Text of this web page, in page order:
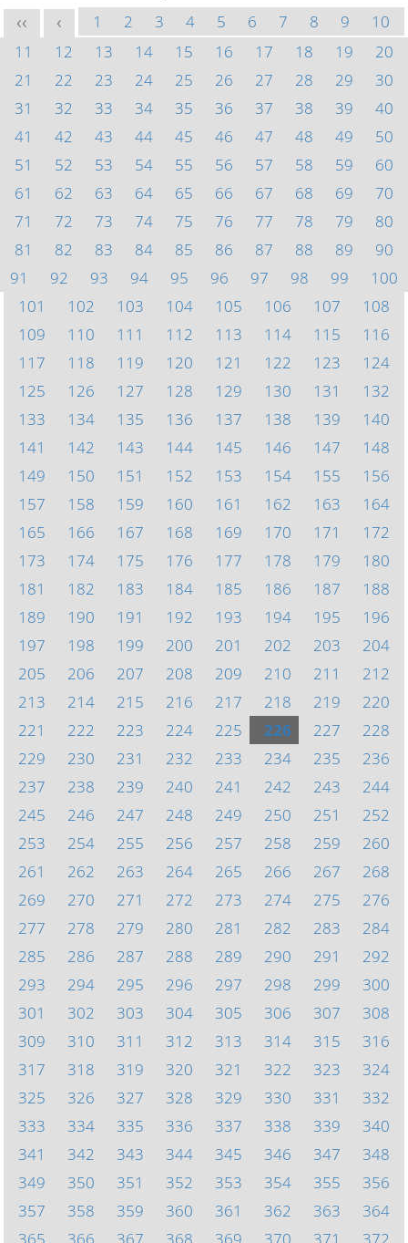
<< < 1 2 3 4 5 6 7 8 9
10
11
12 13 14 15 16 17 18 19
20
21
22 23 24 25 26 27 28 29
30
31
32 33 34 35 36 37 38 39
40
41
42 43 44 45 46 47 48 49
50
51
52 53 54 55 56 57 58 59
60
61
62 63 64 65 66 67 68 69
70
71
72 73 74 75 76 77 78 79
80
81
82 83 84 85 86 87 88 89
90
91
92 93 94 95 96 97 98 99
100
101
102 103 104 105 106 107
108
109
110 111 112 113 114 115
116
117
118 119 120 121 122 123
124
125
126 127 128 129 130 131
132
133
134 135 136 137 138 139
140
141
142 143 144 145 146 147
148
149
150 151 152 153 154 155
156
157
158 159 160 161 162 163
164
165
166 167 168 169 170 171
172
173
174 175 176 177 178 179
180
181
182 183 184 185 186 187
188
189
190 191 192 193 194 195
196
197
198 199 200 201 202 203
204
205
206 207 208 209 210 211
212
213
214 215 216 217 218 219
220
221
222 223 224 225 226 227
228
229
230 231 232 233 234 235
236
237
238 239 240 241 242 243
244
245
246 247 248 249 250 251
252
253
254 255 256 257 258 259
260
261
262 263 264 265 266 267
268
269
270 271 272 273 274 275
276
277
278 279 280 281 282 283
284
285
286 287 288 289 290 291
292
293
294 295 296 297 298 299
300
301
302 303 304 305 306 307
308
309
310 311 312 313 314 315
316
317
318 319 320 321 322 323
324
325
326 327 328 329 330 331
332
333
334 335 336 337 338 339
340
341
342 343 344 345 346 347
348
349
350 351 352 353 354 355
356
357
358 359 360 361 362 363
364